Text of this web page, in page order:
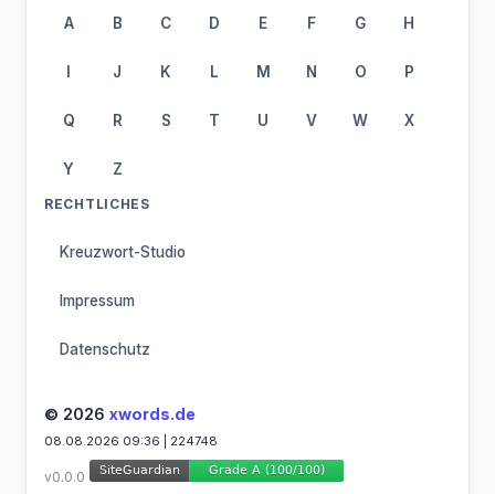
A B C D E F G H
I J K L M N O P
Q R S T U V W X
Y Z
RECHTLICHES
Kreuzwort-Studio
Impressum
Datenschutz
© 2026 xwords.de
08.08.2026 09:36 | 224748
v0.0.0